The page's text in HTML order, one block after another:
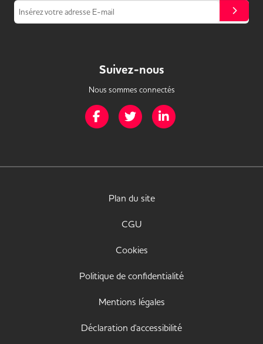
Insérez votre adresse E-mail
Suivez-nous
Nous sommes connectés
Page Facebook de Mission Handicap
Page Twitter de Mission Handicap
Plan du site
CGU
Cookies
Politique de confidentialité
Mentions légales
Déclaration d'accessibilité